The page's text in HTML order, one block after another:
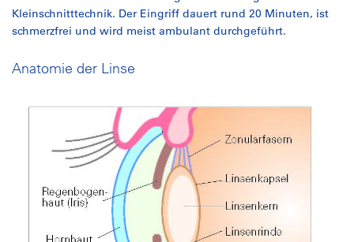
Kleinschnitttechnik. Der Eingriff dauert rund 20 Minuten, ist
schmerzfrei und wird meist ambulant durchgeführt.
Anatomie der Linse